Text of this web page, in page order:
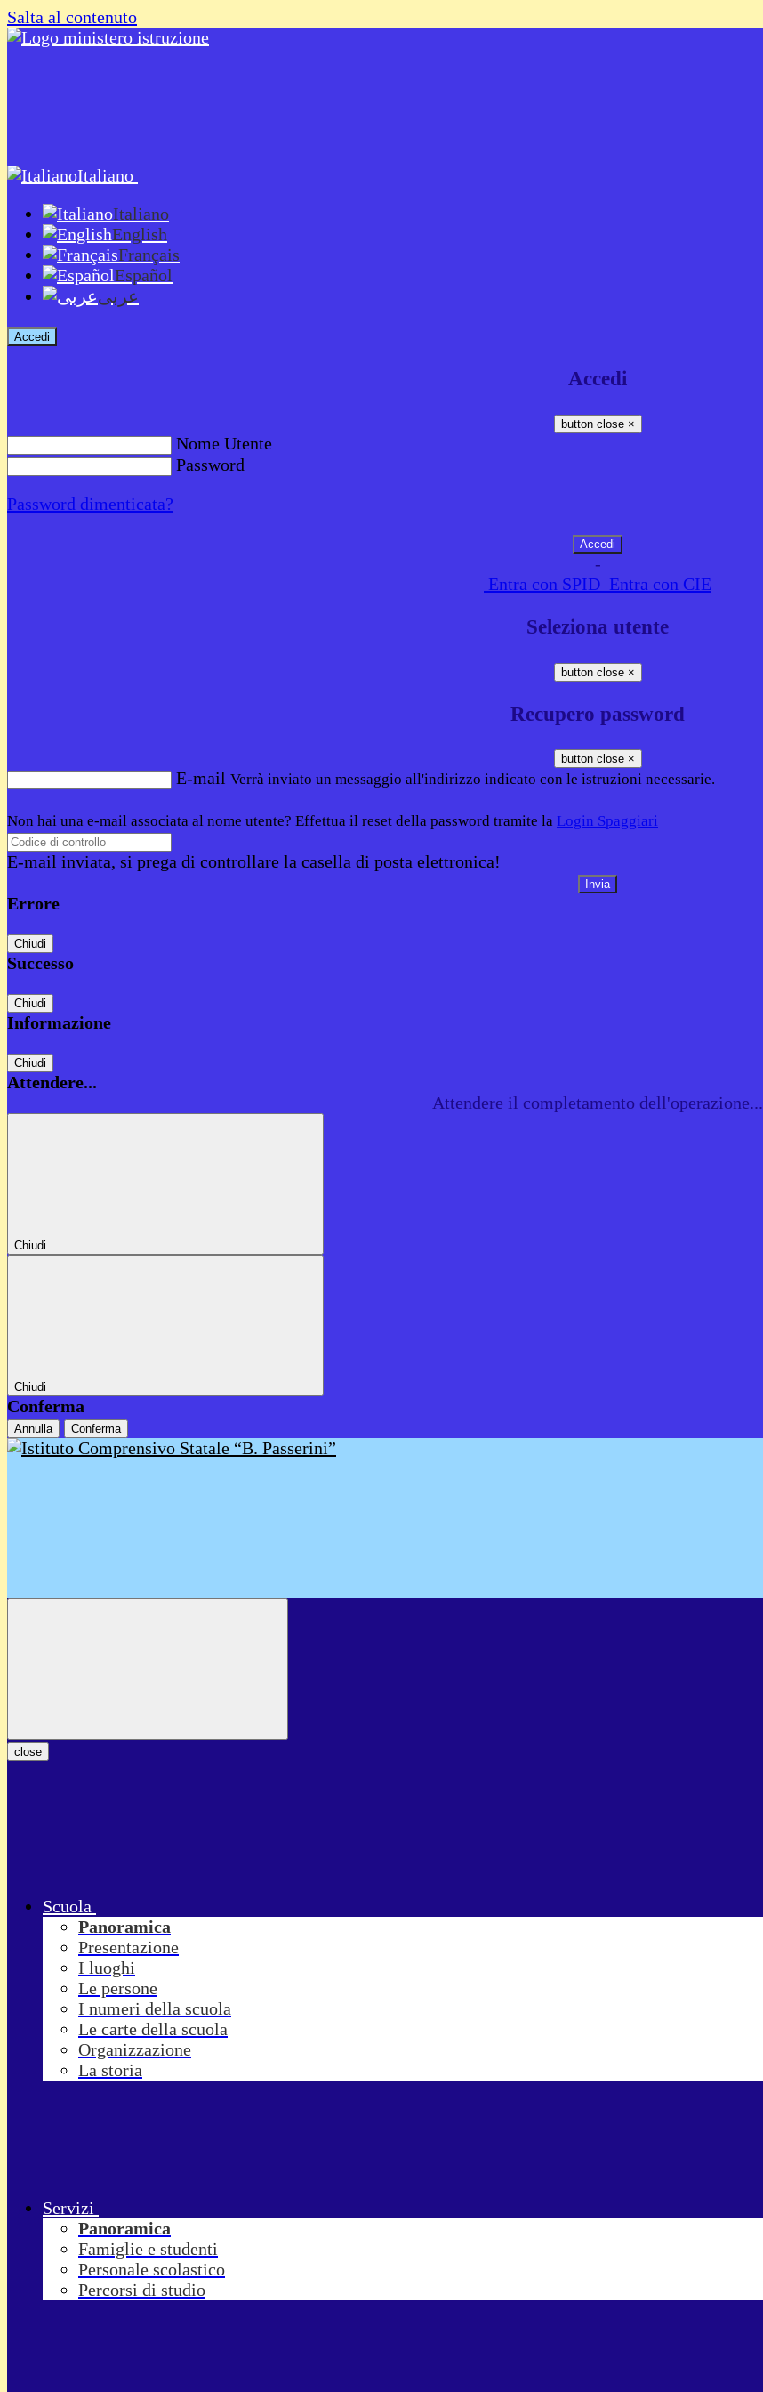
Salta al contenuto
Italiano
Italiano
English
Français
Español
عربى
Accedi
Accedi
button close ×
Nome Utente
Password
Password dimenticata?
-
Entra con SPID Entra con CIE
Seleziona utente
button close ×
Recupero password
button close ×
E-mail Verrà inviato un messaggio all'indirizzo indicato con le istruzioni necessarie.
Non hai una e-mail associata al nome utente? Effettua il reset della password tramite la Login Spaggiari
E-mail inviata, si prega di controllare la casella di posta elettronica!
Errore
Chiudi
Successo
Chiudi
Informazione
Chiudi
Attendere...
Attendere il completamento dell'operazione...
Chiudi
Chiudi
Conferma
Annulla Conferma
close
Scuola
Panoramica
Presentazione
I luoghi
Le persone
I numeri della scuola
Le carte della scuola
Organizzazione
La storia
Servizi
Panoramica
Famiglie e studenti
Personale scolastico
Percorsi di studio